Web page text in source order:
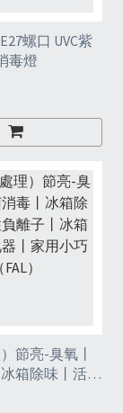
螺口 UVC紫
毒燈
節亮-臭氧丨
箱除味丨活性
活性淨化器丨